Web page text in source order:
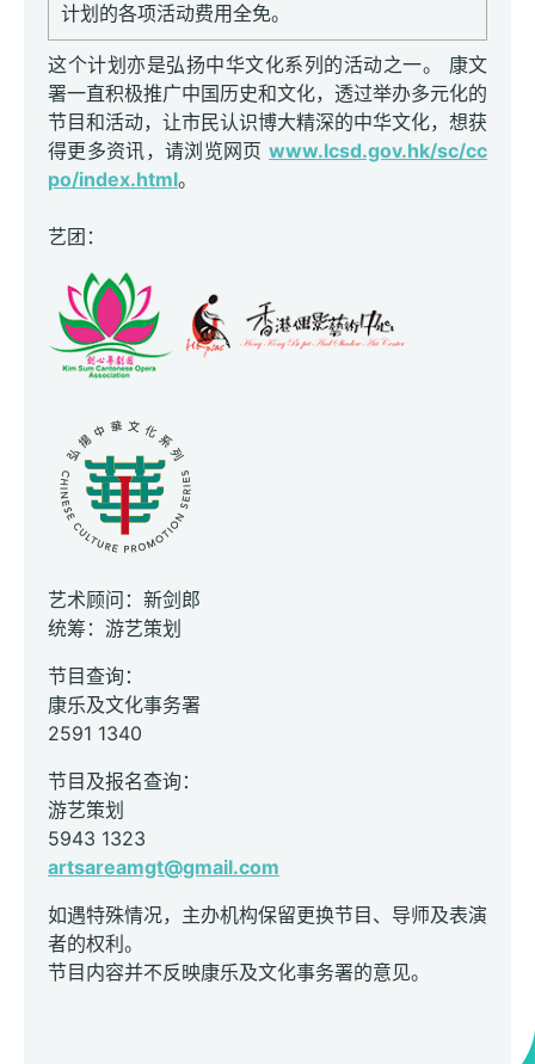
计划的各项活动费用全免。
这个计划亦是弘扬中华文化系列的活动之一。 康文
署一直积极推广中国历史和文化，透过举办多元化的
节目和活动，让市民认识博大精深的中华文化，想获
得更多资讯，请浏览网页 www.lcsd.gov.hk/sc/cc
po/index.html。
艺团：
艺术顾问：新剑郎
统筹：游艺策划
节目查询：
康乐及文化事务署
2591 1340
节目及报名查询：
游艺策划
5943 1323
artsareamgt@gmail.com
如遇特殊情况，主办机构保留更换节目、导师及表演
者的权利。
节目内容并不反映康乐及文化事务署的意见。